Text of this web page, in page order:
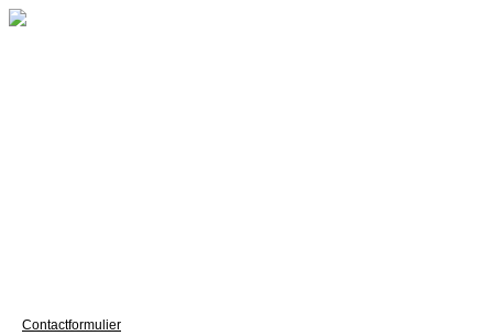
Contactformulier